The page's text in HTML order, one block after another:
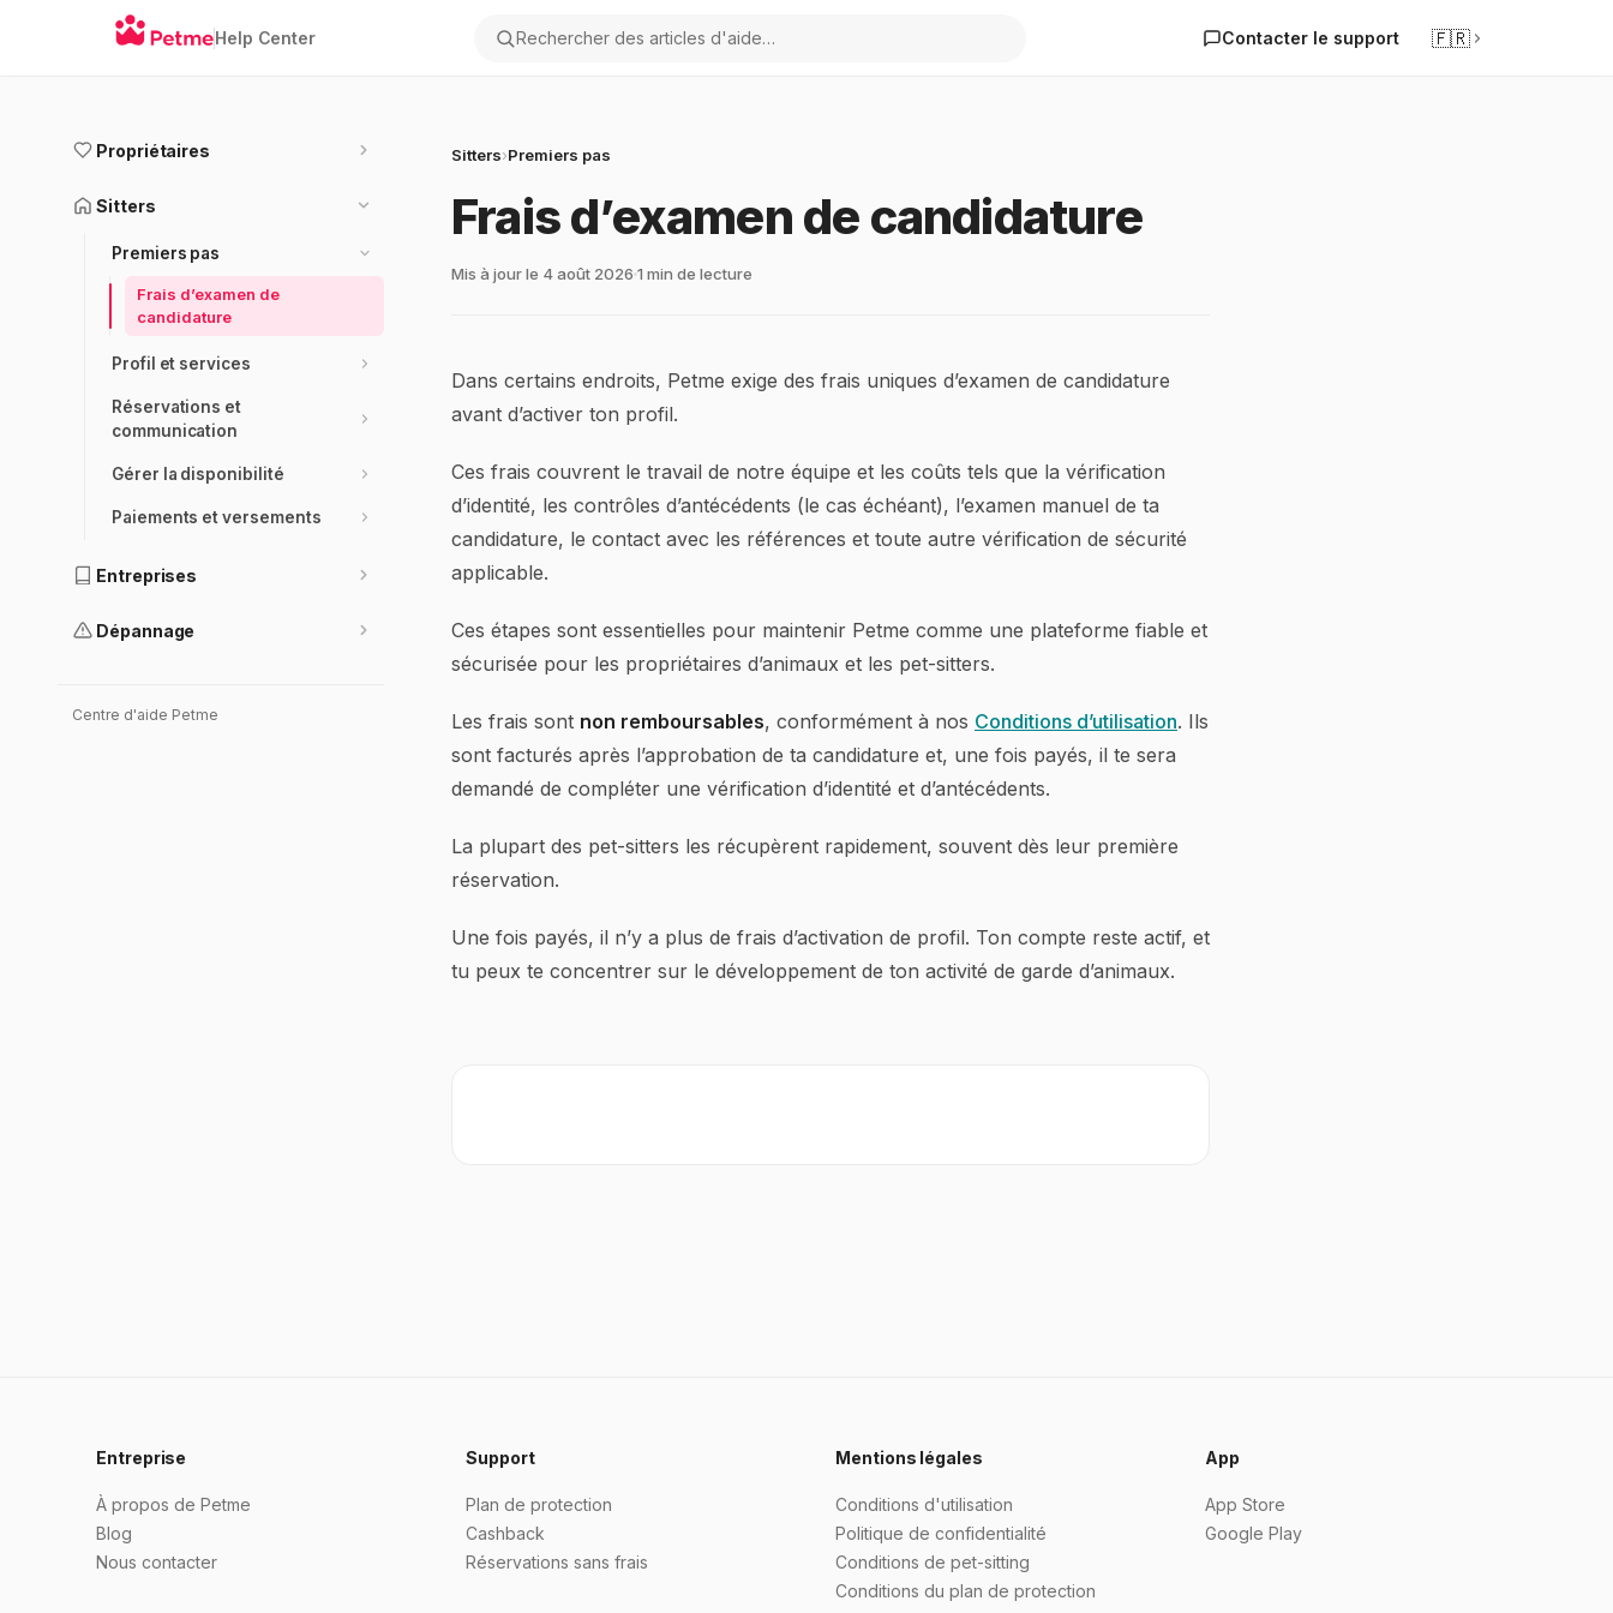
Help Center
Recherche
Contacter le support 🇫🇷
Propriétaires
Sitters
Premiers pas
Frais d’examen de
candidature
Profil et services
Réservations et
communication
Gérer la disponibilité
Paiements et versements
Entreprises
Dépannage
Centre d'aide Petme
Sitters›Premiers pas
Frais d’examen de candidature
Mis à jour le 4 août 2026 1 min de lecture
Dans certains endroits, Petme exige des frais uniques d’examen de candidature
avant d’activer ton profil.
Ces frais couvrent le travail de notre équipe et les coûts tels que la vérification
d’identité, les contrôles d’antécédents (le cas échéant), l’examen manuel de ta
candidature, le contact avec les références et toute autre vérification de sécurité
applicable.
Ces étapes sont essentielles pour maintenir Petme comme une plateforme fiable et
sécurisée pour les propriétaires d’animaux et les pet-sitters.
Les frais sont non remboursables, conformément à nos Conditions d’utilisation. Ils
sont facturés après l’approbation de ta candidature et, une fois payés, il te sera
demandé de compléter une vérification d’identité et d’antécédents.
La plupart des pet-sitters les récupèrent rapidement, souvent dès leur première
réservation.
Une fois payés, il n’y a plus de frais d’activation de profil. Ton compte reste actif, et
tu peux te concentrer sur le développement de ton activité de garde d’animaux.
Entreprise
À propos de Petme
Blog
Nous contacter
Support
Plan de protection
Cashback
Réservations sans frais
Mentions légales
Conditions d'utilisation
Politique de confidentialité
Conditions de pet-sitting
Conditions du plan de protection
App
App Store
Google Play